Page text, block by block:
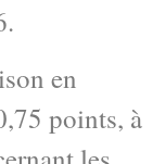
en
points, à